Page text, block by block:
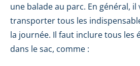
une balade au parc. En général,
transporter tous les
la journée. Il faut inclure tous les
dans le sac, comme :